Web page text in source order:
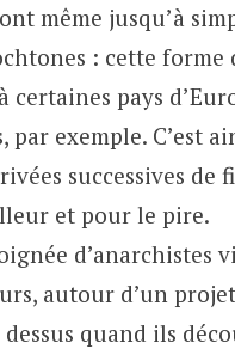
même jusqu’à
: cette
pays
exemple. C’est
successives de
et pour le pire.
autour d’un
quand ils